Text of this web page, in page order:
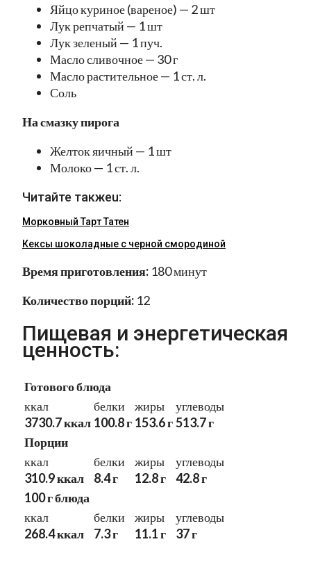
Яйцо куриное (вареное) — 2 шт
Лук репчатый — 1 шт
Лук зеленый — 1 пуч.
Масло сливочное — 30 г
Масло растительное — 1 ст. л.
Соль
На смазку пирога
Желток яичный — 1 шт
Молоко — 1 ст. л.
Читайте такжеu:
Морковный Тарт Татен
Кексы шоколадные с черной смородиной
Время приготовления: 180 минут
Количество порций: 12
Пищевая и энергетическая
ценность:
Готового блюда
ккал
3730.7 ккал
белки
100.8 г
жиры
153.6 г
углеводы
513.7 г
Порции
ккал
310.9 ккал
белки
8.4 г
жиры
12.8 г
углеводы
42.8 г
100 г блюда
ккал
268.4 ккал
белки
7.3 г
жиры
11.1 г
углеводы
37 г